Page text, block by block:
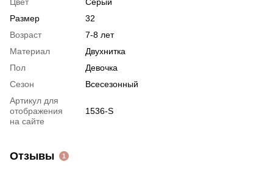
Размер
32
Возраст
7-8 лет
Материал
Двухнитка
Пол
Девочка
Сезон
Всесезонный
Артикул для
отображения
на сайте
1536-S
Отзывы 1